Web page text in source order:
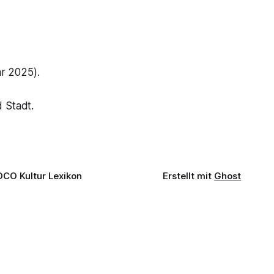
2025).
Stadt.
Kultur Lexikon Erstellt mit Ghost